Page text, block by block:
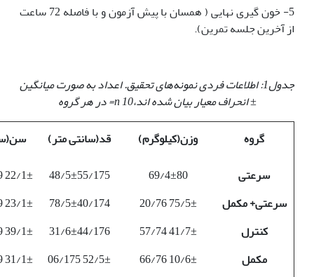
5- خون گیری نهایی ( همسان با پیش آزمون و با فاصله 72 ساعت
از آخرین جلسه تمرین).
جدول1: اطلاعات فردی نمونه‌های تحقیق. اعداد به صورت میانگین
±انحراف معیار بیان شده اند،10 n= در هر گروه
گروه
وزن(کیلوگرم) قد(سانتی متر)
سرعتی
69/4±80
48/5±55/175
22/1± 67/19
سرعتی+ مکمل
75/5± 20/76
78/5±40/174
23/1± 80/19
کنترل
41/7± 57/74
31/6±44/176
39/1± 78/19
مکمل
10/6± 66/76
52/5± 06/175
31/1± 81/19